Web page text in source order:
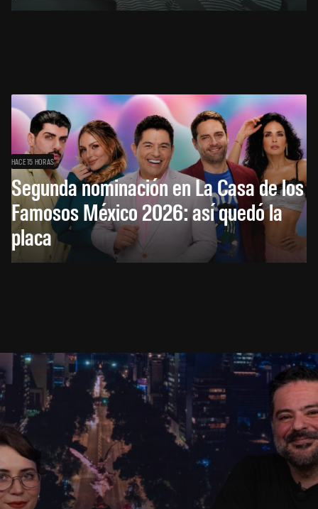
HACE 15 HORAS
Segunda nominación en La Casa de los
Famosos México 2026: así quedó la
placa